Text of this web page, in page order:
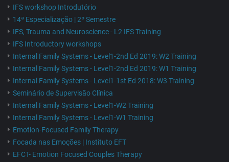
IFS workshop Introdutório
14ª Especialização | 2º Semestre
IFS, Trauma and Neuroscience - L2 IFS Training
IFS Introductory workshops
Internal Family Systems - Level1-2nd Ed 2019: W2 Training
Internal Family Systems - Level1-2nd Ed 2019: W1 Training
Internal Family Systems - Level1-1st Ed 2018: W3 Training
Seminário de Supervisão Clínica
Internal Family Systems - Level1-W2 Training
Internal Family Systems - Level1-W1 Training
Emotion-Focused Family Therapy
Focada nas Emoções | Instituto EFT
EFCT- Emotion Focused Couples Therapy